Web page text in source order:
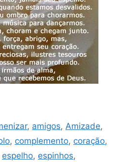
, amigos, Amizade,
, complemento, coração,
espelho, espinhos,